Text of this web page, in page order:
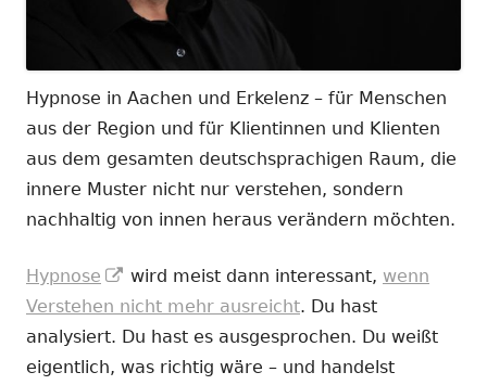
Hypnose in Aachen und Erkelenz – für Menschen
aus der Region und für Klientinnen und Klienten
aus dem gesamten deutschsprachigen Raum, die
innere Muster nicht nur verstehen, sondern
nachhaltig von innen heraus verändern möchten.
Hypnose
In
neuem
Fenster
öffnen
wird meist dann interessant, wenn
Verstehen nicht mehr ausreicht. Du hast
analysiert. Du hast es ausgesprochen. Du weißt
eigentlich, was richtig wäre – und handelst